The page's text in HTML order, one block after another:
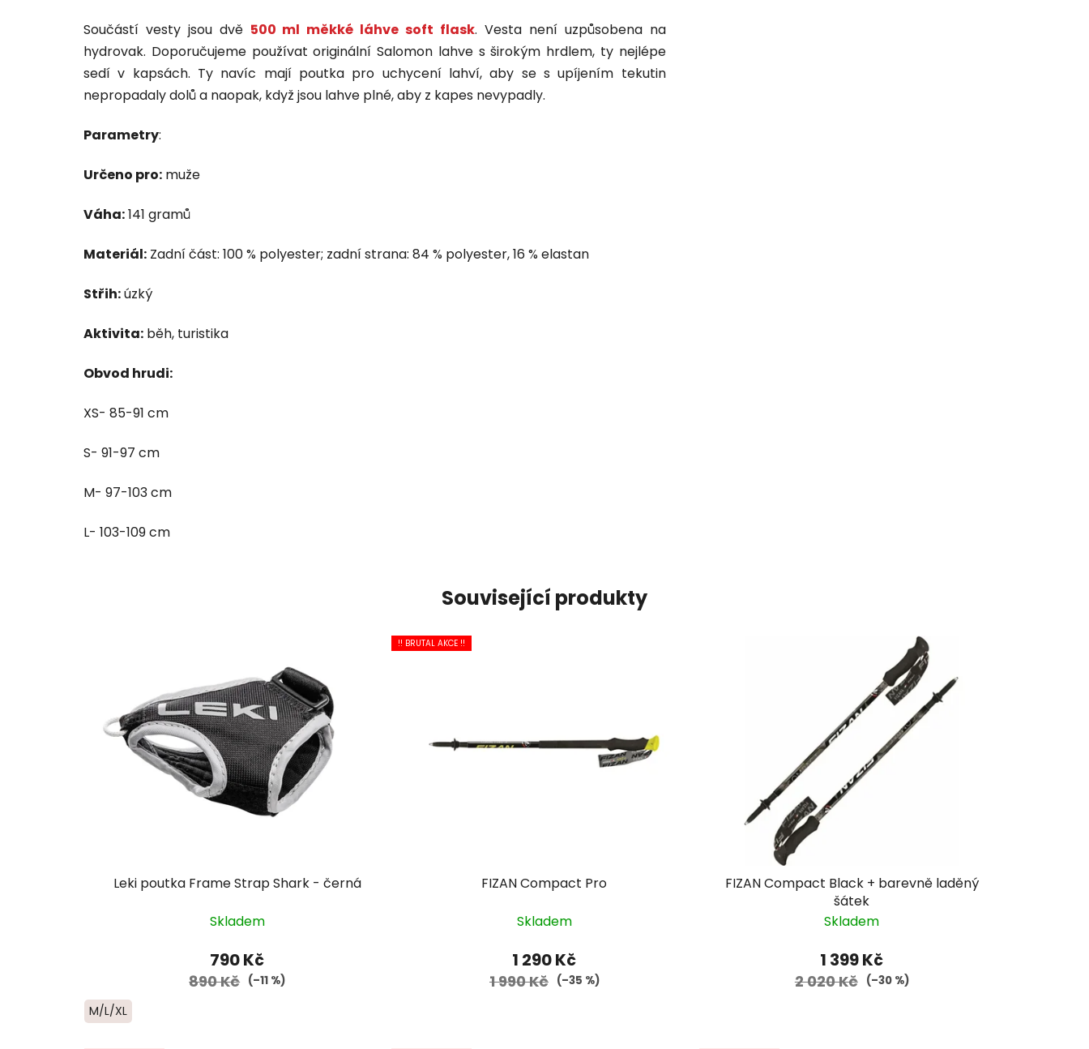
Součástí vesty jsou dvě 500 ml měkké láhve soft flask. Vesta není uzpůsobena na
hydrovak. Doporučujeme používat originální Salomon lahve s širokým hrdlem, ty nejlépe
sedí v kapsách. Ty navíc mají poutka pro uchycení lahví, aby se s upíjením tekutin
nepropadaly dolů a naopak, když jsou lahve plné, aby z kapes nevypadly.
Parametry:
Určeno pro: muže
Váha:141 gramů
Materiál: Zadní část: 100 % polyester; zadní strana: 84 % polyester, 16 % elastan
Střih:úzký
Aktivita: běh, turistika
Obvod hrudi:
XS- 85-91 cm
S- 91-97 cm
M- 97-103 cm
L- 103-109 cm
Související produkty
Leki poutka Frame Strap Shark - černá
Skladem
790 Kč
890 Kč (–11 %)
M/L/XL
!! BRUTAL AKCE !!
FIZAN Compact Pro
Skladem
1 290 Kč
1 990 Kč (–35 %)
FIZAN Compact Black + barevně laděný
šátek
Skladem
1 399 Kč
2 020 Kč (–30 %)